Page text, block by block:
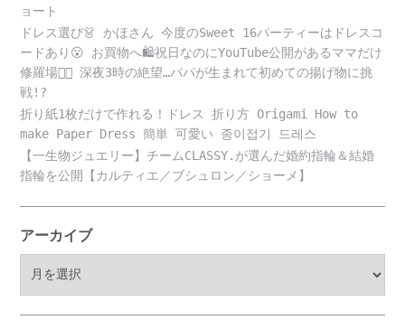
ョート
ドレス選び👗 かほさん 今度のSweet 16パーティーはドレスコ
ードあり😮 お買物へ🛍️祝日なのにYouTube公開があるママだけ
修羅場😵‍💫 深夜3時の絶望…パパが生まれて初めての揚げ物に挑
戦!?
折り紙1枚だけで作れる！ドレス 折り方 Origami How to
make Paper Dress 簡単 可愛い 종이접기 드레스
【一生物ジュエリー】チームCLASSY.が選んだ婚約指輪＆結婚
指輪を公開【カルティエ／ブシュロン／ショーメ】
アーカイブ